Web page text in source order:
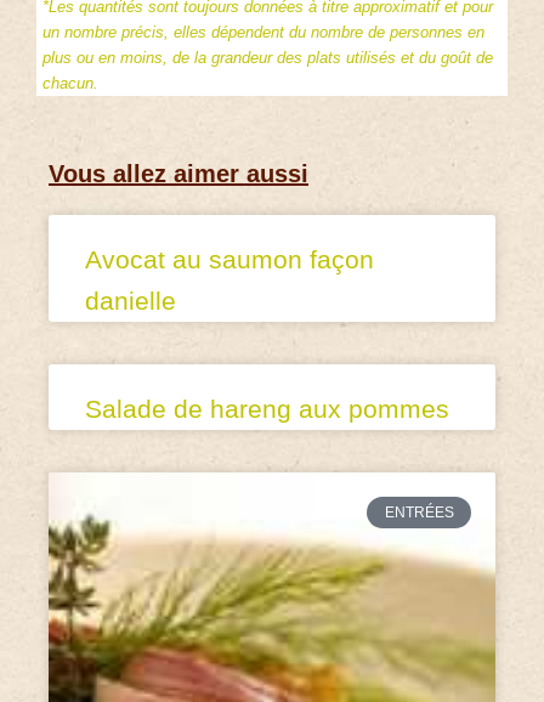
*Les quantités sont toujours données à titre approximatif et pour
un nombre précis, elles dépendent du nombre de personnes en
plus ou en moins, de la grandeur des plats utilisés et du goût de
chacun.
Vous allez aimer aussi
Avocat au saumon façon
danielle
Salade de hareng aux pommes
ENTRÉES